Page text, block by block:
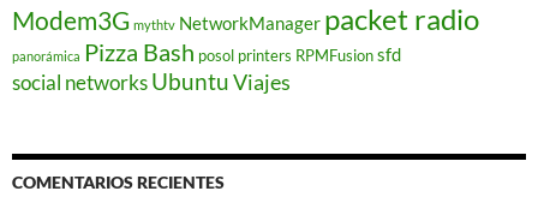
Modem3G mythtv NetworkManager packet radio
panorámica Pizza Bash posol printers RPMFusionsfd
social networks UbuntuViajes
COMENTARIOS RECIENTES